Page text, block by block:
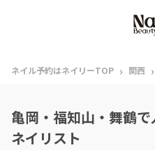
ネイル予約はネイリーTOP › 関西 ›
亀岡・福知山・舞鶴
ネイリスト